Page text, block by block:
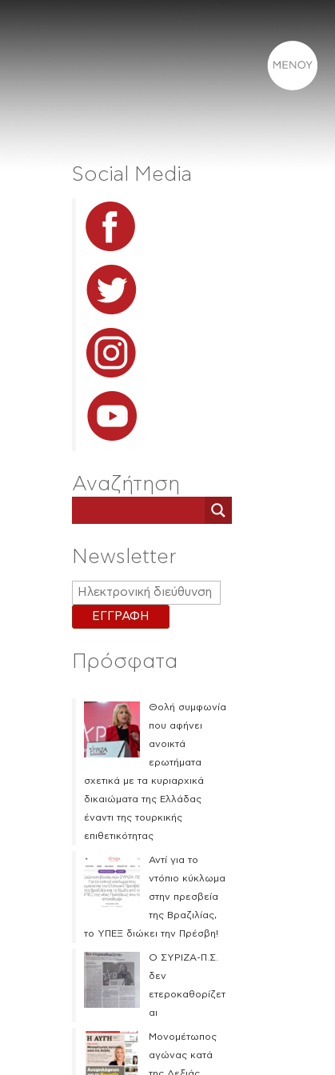
Social Media
Αναζήτηση
Newsletter
Πρόσφατα
Θολή συμφωνία
που αφήνει
ανοικτά
ερωτήματα
σχετικά με τα κυριαρχικά
δικαιώματα της Ελλάδας
έναντι της τουρκικής
επιθετικότητας
Αντί για το
ντόπιο κύκλωμα
στην πρεσβεία
της Βραζιλίας,
το ΥΠΕΞ διώκει την Πρέσβη!
Ο ΣΥΡΙΖΑ-Π.Σ.
δεν
ετεροκαθορίζετ
αι
Μονομέτωπος
αγώνας κατά